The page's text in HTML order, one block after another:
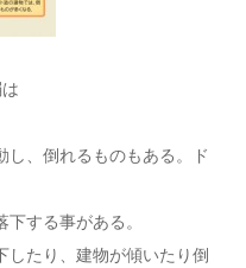
し、倒れるものもある。ド
する事がある。
したり、建物が傾いたり倒